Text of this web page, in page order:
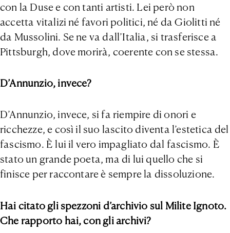
con la Duse e con tanti artisti. Lei però non
accetta vitalizi né favori politici, né da Giolitti né
da Mussolini. Se ne va dall’Italia, si trasferisce a
Pittsburgh, dove morirà, coerente con se stessa.
D’Annunzio, invece?
D’Annunzio, invece, si fa riempire di onori e
ricchezze, e così il suo lascito diventa l’estetica del
fascismo. È lui il vero impagliato dal fascismo. È
stato un grande poeta, ma di lui quello che si
finisce per raccontare è sempre la dissoluzione.
Hai citato gli spezzoni d’archivio sul Milite Ignoto.
Che rapporto hai, con gli archivi?